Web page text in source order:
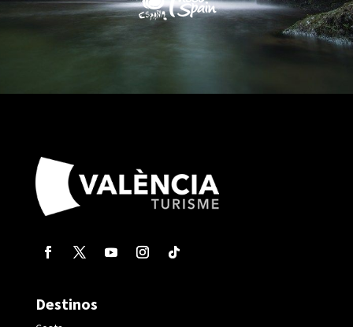
Destinos